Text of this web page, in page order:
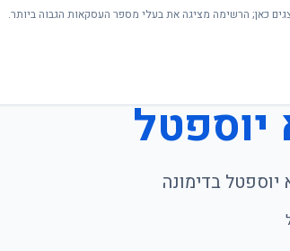
כאן; הרשימה מציגה את בעלי מספר העסקאות הגבוה ביותר.
יוספטל
יוספטל בדימונה